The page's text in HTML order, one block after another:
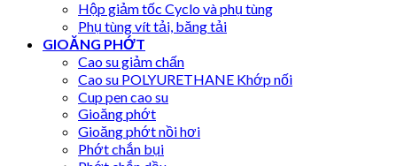
Hộp giảm tốc Cyclo và phụ tùng
Phụ tùng vít tải, băng tải
GIOĂNG PHỚT
Cao su giảm chấn
Cao su POLYURETHANE Khớp nối
Cup pen cao su
Gioăng phớt
Gioăng phớt nồi hơi
Phớt chắn bụi